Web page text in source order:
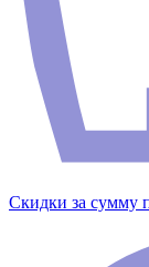
Скидки за сумму